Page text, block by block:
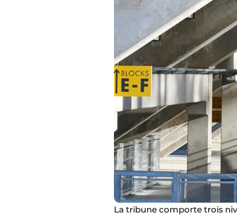
La tribune comporte trois